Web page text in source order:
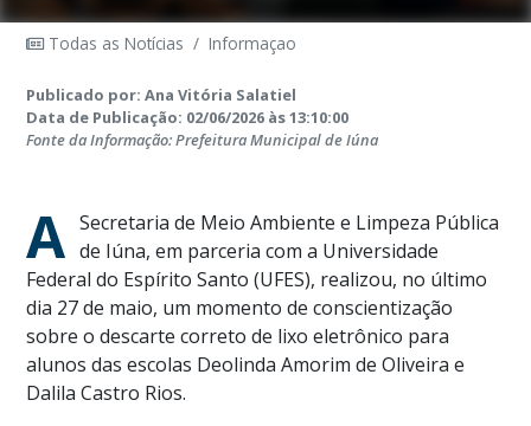
Todas as Notícias / Informaçao
Publicado por: Ana Vitória Salatiel
Data de Publicação: 02/06/2026 às 13:10:00
Fonte da Informação: Prefeitura Municipal de Iúna
A Secretaria de Meio Ambiente e Limpeza Pública
de Iúna, em parceria com a Universidade
Federal do Espírito Santo (UFES), realizou, no último
dia 27 de maio, um momento de conscientização
sobre o descarte correto de lixo eletrônico para
alunos das escolas Deolinda Amorim de Oliveira e
Dalila Castro Rios.